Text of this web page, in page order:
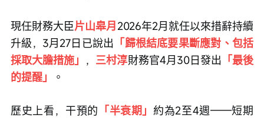
現任財務大臣片山皋月2026年2月就任以來措辭持續
升級，3月27日已說出 「歸根結底要果斷應對、包括
採取大膽措施」 ， 三村淳財務官4月30日發出 「最後
的提醒」
。
歷史上看，干預的 「半衰期」 約為2至4週——短期